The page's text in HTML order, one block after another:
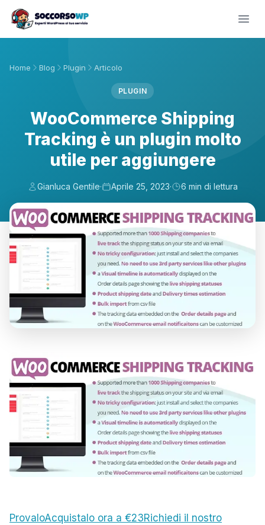
Home Blog Plugin Articolo
PLUGIN
WooCommerce Shipping
Tracking è un plugin molto
utile per aggiungere
Gianluca Gentile· Aprile 25, 2023· 6 min di lettura
ProvaloAcquistalo ora a €23Richiedi il nostro